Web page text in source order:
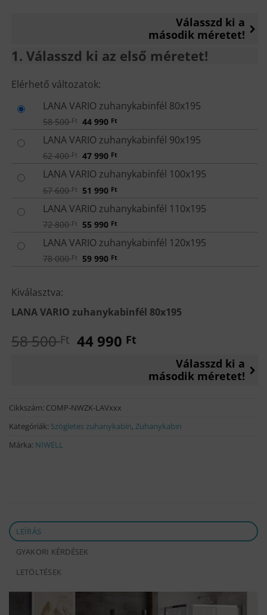
Válasszd ki a
második méretet!
1 Válasszd ki az első méretet!
VÁLASSZD
ELSŐ
MÉRETET!
Elérhető változatok:
LANA VARIO zuhanykabinfél 80x195
58 500Ft Original
was:
58
500 Ft.
44 990 FtCurrent
is:
44
990 Ft.
LANA VARIO zuhanykabinfél 90x195
62 400Ft Original
was:
62
400 Ft.
47 990 FtCurrent
is:
47
990 Ft.
LANA VARIO zuhanykabinfél 100x195
67 600Ft Original
was:
67
600 Ft.
51 990 FtCurrent
is:
51
990 Ft.
LANA VARIO zuhanykabinfél 110x195
72 800Ft Original
was:
72
800 Ft.
55 990 FtCurrent
is:
55
990 Ft.
LANA VARIO zuhanykabinfél 120x195
78 000Ft Original
59 990 FtCurrent
Kiválasztva:
LANA VARIO zuhanykabinfél 80x195
58 500Ft Original
44 990 Ft
is:
44
Válasszd ki a
második méretet!
Cikkszám: COMP-NWZK-LAVxxx
Kategóriák: Szögletes zuhanykabin, Zuhanykabin
Márka: NIWELL
LEÍRÁS
GYAKORI KÉRDÉSEK
LETÖLTÉSEK